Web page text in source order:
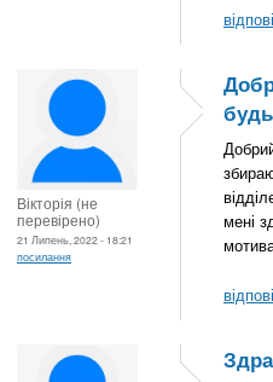
Вікторія (не
перевірено)
21 Липень, 2022 - 18:21
посилання
будь
мені